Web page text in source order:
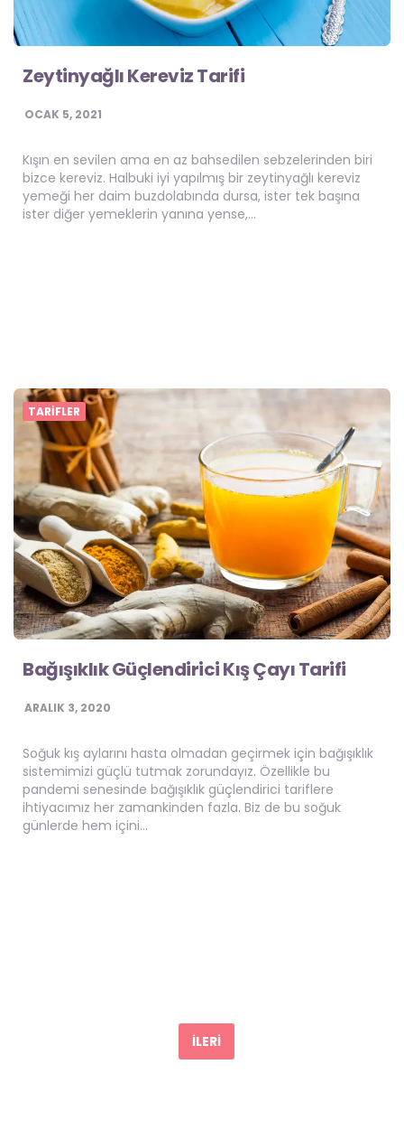
Zeytinyağlı Kereviz Tarifi
OCAK 5, 2021
Kışın en sevilen ama en az bahsedilen sebzelerinden biri
bizce kereviz. Halbuki iyi yapılmış bir zeytinyağlı kereviz
yemeği her daim buzdolabında dursa, ister tek başına
ister diğer yemeklerin yanına yense,…
TARIFLER
Bağışıklık Güçlendirici Kış Çayı Tarifi
ARALIK 3, 2020
Soğuk kış aylarını hasta olmadan geçirmek için bağışıklık
sistemimizi güçlü tutmak zorundayız. Özellikle bu
pandemi senesinde bağışıklık güçlendirici tariflere
ihtiyacımız her zamankinden fazla. Biz de bu soğuk
günlerde hem içini…
İLERI